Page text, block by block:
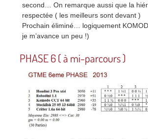
second… On remarque aussi que la
respectée ( les meilleurs sont devant )
Prochain éliminé… logiquement
je m’avance un peu !)
PHASE 6 ( à mi-parcours )